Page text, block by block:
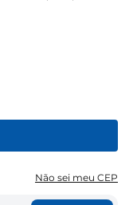
Não sei meu CEP